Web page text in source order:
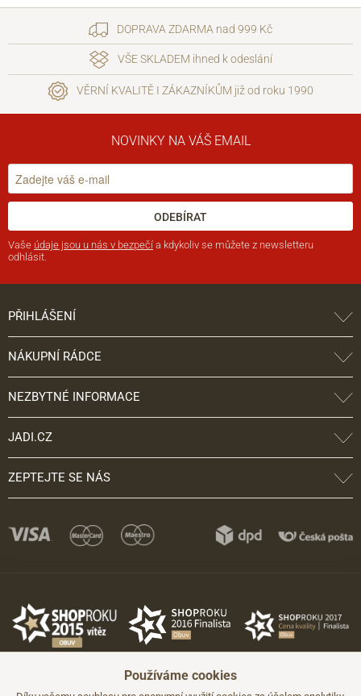
DOPRAVA ZDARMA nad 999 Kč
VŠE SKLADEM ihned k odeslání
VĚRNÍ KVALITĚ I ZÁKAZNÍKŮM již od roku 1990
NOVINKY NA VÁŠ EMAIL
ODEBÍRAT
Vaše údaje jsou u nás v bezpečí a kdykoliv se můžete z newsletteru
odhlásit.
PŘIHLÁŠENÍ
NÁKUPNÍ RÁDCE
NEZBYTNÉ INFORMACE
JADI.CZ
ZEPTEJTE SE NÁS
Používáme cookies